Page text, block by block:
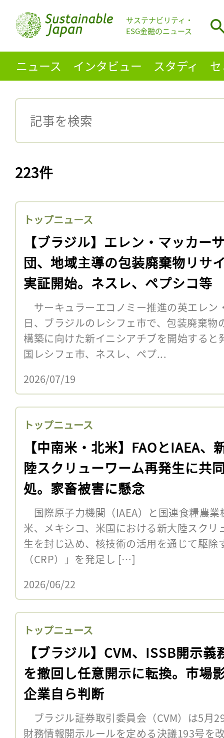
サステナビリティ・
ESG金融のニュース
ニュース インタビュー スタディ
223件
トップニュース
【ブラジル】エレン・マッカー
団、地域主導の包装廃棄物リサ
実証開始。ネスレ、ペプシコ等
サーキュラーエコノミー推進の英エレン
日、ブラジルのレシフェ市で、包装廃棄物
構築に向けた新イニシアチブを開始する
国レシフェ市、ネスレ、ペプ...
2026/07/19
トップニュース
【中南米・北米】FAOとIAEA、
陸スクリューワーム再発生に共
処。家畜被害に懸念
国際原子力機関（IAEA）と国連食糧農業
米、メキシコ、米国における新大陸スクリ
生を封じ込め、核技術の活用を通じて駆
（CRP）」を発足し […]
2026/06/22
トップニュース
【ブラジル】CVM、ISSB開示義
を撤回し任意開示に転換。市場
企業自ら判断
ブラジル証券取引委員会（CVM）は5月
財務情報開示ルールを定める決議193号を